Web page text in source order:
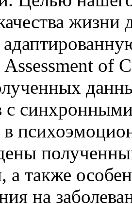
жизни
of
с
а также
на